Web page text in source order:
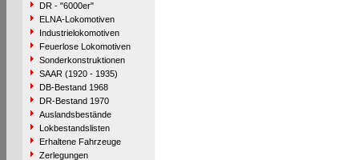
DR - "6000er"
ELNA-Lokomotiven
Industrielokomotiven
Feuerlose Lokomotiven
Sonderkonstruktionen
SAAR (1920 - 1935)
DB-Bestand 1968
DR-Bestand 1970
Auslandsbestände
Lokbestandslisten
Erhaltene Fahrzeuge
Zerlegungen